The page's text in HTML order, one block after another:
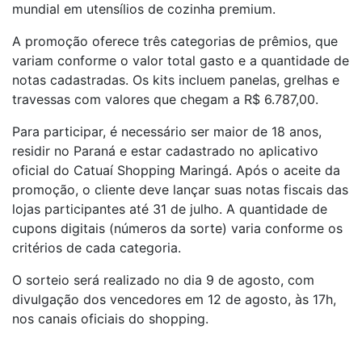
mundial em utensílios de cozinha premium.
A promoção oferece três categorias de prêmios, que
variam conforme o valor total gasto e a quantidade de
notas cadastradas. Os kits incluem panelas, grelhas e
travessas com valores que chegam a R$ 6.787,00.
Para participar, é necessário ser maior de 18 anos,
residir no Paraná e estar cadastrado no aplicativo
oficial do Catuaí Shopping Maringá. Após o aceite da
promoção, o cliente deve lançar suas notas fiscais das
lojas participantes até 31 de julho. A quantidade de
cupons digitais (números da sorte) varia conforme os
critérios de cada categoria.
O sorteio será realizado no dia 9 de agosto, com
divulgação dos vencedores em 12 de agosto, às 17h,
nos canais oficiais do shopping.